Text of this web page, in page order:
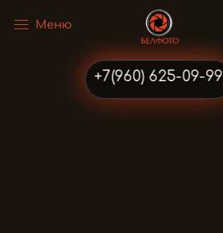
Перейти к содержимому
Меню
+7(960) 625-09-99